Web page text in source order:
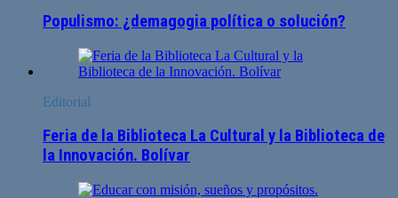
Populismo: ¿demagogia política o solución?
Editorial
Feria de la Biblioteca La Cultural y la Biblioteca de
la Innovación. Bolívar